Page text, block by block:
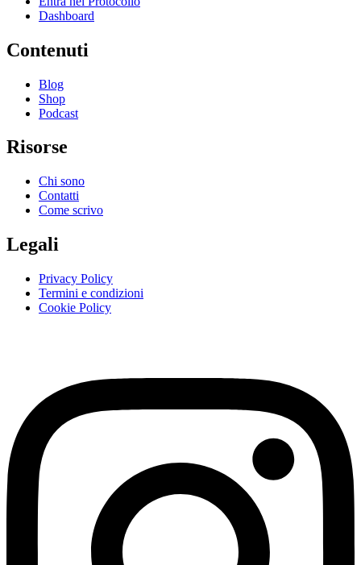
Dashboard
Contenuti
Blog
Shop
Podcast
Risorse
Chi sono
Contatti
Come scrivo
Legali
Privacy Policy
Termini e condizioni
Cookie Policy